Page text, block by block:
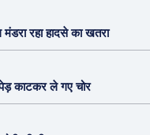
रहा हादसे का खतरा
काटकर ले गए चोर